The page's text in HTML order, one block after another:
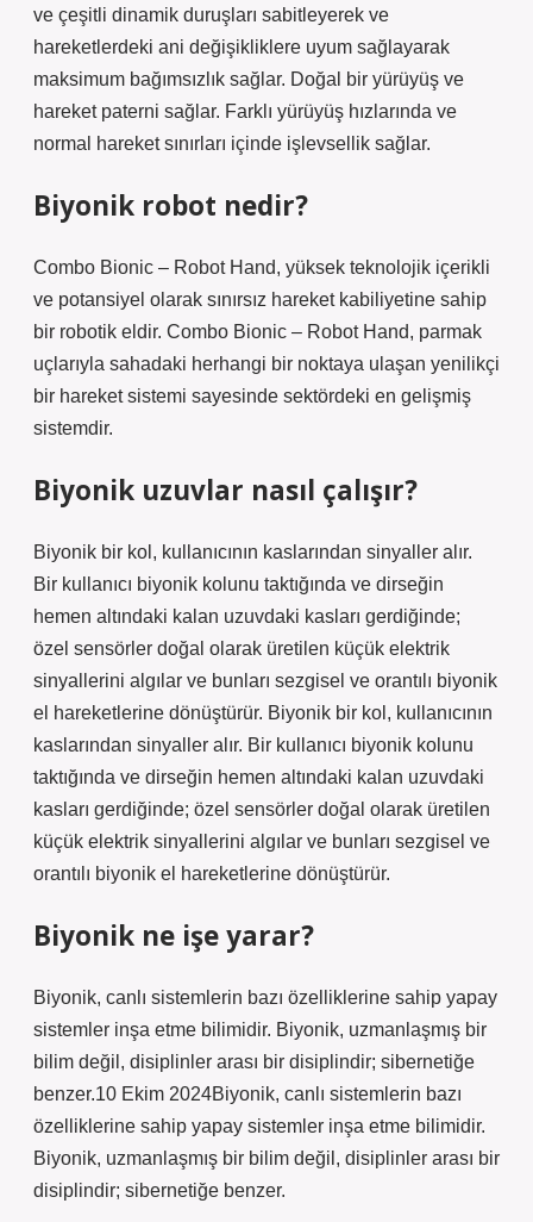
ve çeşitli dinamik duruşları sabitleyerek ve
hareketlerdeki ani değişikliklere uyum sağlayarak
maksimum bağımsızlık sağlar. Doğal bir yürüyüş ve
hareket paterni sağlar. Farklı yürüyüş hızlarında ve
normal hareket sınırları içinde işlevsellik sağlar.
Biyonik robot nedir?
Combo Bionic – Robot Hand, yüksek teknolojik içerikli
ve potansiyel olarak sınırsız hareket kabiliyetine sahip
bir robotik eldir. Combo Bionic – Robot Hand, parmak
uçlarıyla sahadaki herhangi bir noktaya ulaşan yenilikçi
bir hareket sistemi sayesinde sektördeki en gelişmiş
sistemdir.
Biyonik uzuvlar nasıl çalışır?
Biyonik bir kol, kullanıcının kaslarından sinyaller alır.
Bir kullanıcı biyonik kolunu taktığında ve dirseğin
hemen altındaki kalan uzuvdaki kasları gerdiğinde;
özel sensörler doğal olarak üretilen küçük elektrik
sinyallerini algılar ve bunları sezgisel ve orantılı biyonik
el hareketlerine dönüştürür. Biyonik bir kol, kullanıcının
kaslarından sinyaller alır. Bir kullanıcı biyonik kolunu
taktığında ve dirseğin hemen altındaki kalan uzuvdaki
kasları gerdiğinde; özel sensörler doğal olarak üretilen
küçük elektrik sinyallerini algılar ve bunları sezgisel ve
orantılı biyonik el hareketlerine dönüştürür.
Biyonik ne işe yarar?
Biyonik, canlı sistemlerin bazı özelliklerine sahip yapay
sistemler inşa etme bilimidir. Biyonik, uzmanlaşmış bir
bilim değil, disiplinler arası bir disiplindir; sibernetiğe
benzer.10 Ekim 2024Biyonik, canlı sistemlerin bazı
özelliklerine sahip yapay sistemler inşa etme bilimidir.
Biyonik, uzmanlaşmış bir bilim değil, disiplinler arası bir
disiplindir; sibernetiğe benzer.